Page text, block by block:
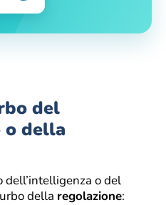
del
o della
dell’intelligenza o del
della regolazione: